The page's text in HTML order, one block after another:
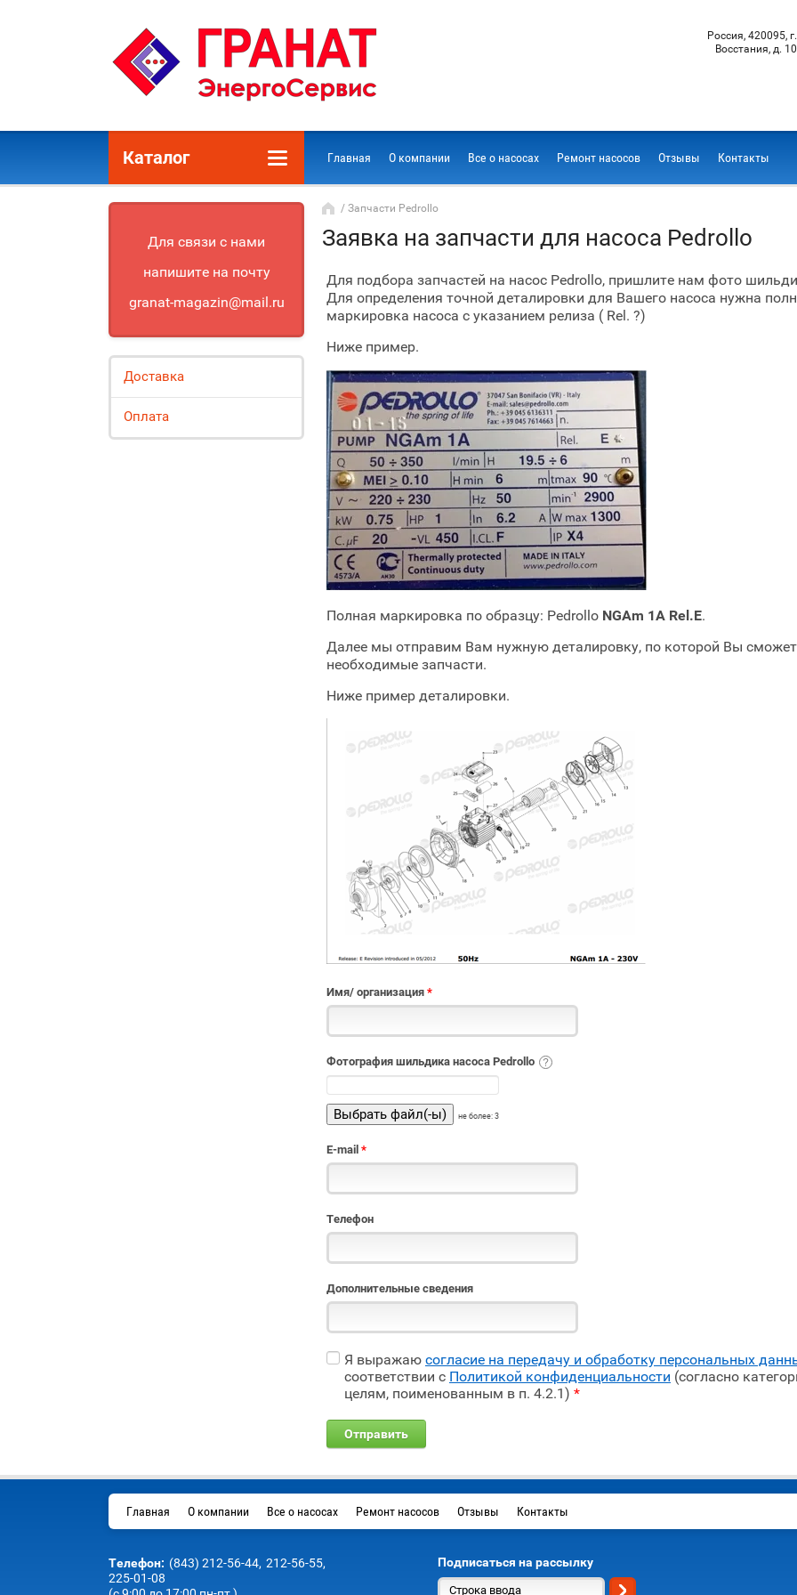
Россия, 420095,
Восстания, д.
Каталог Главная О компании Все о насосах Ремонт насосов Отзывы Контакты
Для связи с нами
напишите на почту
granat-magazin@mail.ru
Доставка
Оплата
/ Запчасти Pedrollo
Заявка на запчасти для насоса Pedrollo
Для подбора запчастей на насос Pedrollo, пришлите нам фото
Для определения точной деталировки для Вашего насоса нужна
маркировка насоса с указанием релиза ( Rel. ?)
Ниже пример.
Полная маркировка по образцу: Pedrollo NGAm 1A Rel.E.
Далее мы отправим Вам нужную деталировку, по которой Вы
необходимые запчасти.
Ниже пример деталировки.
Имя/ организация *
Фотография шильдика насоса Pedrollo
не более: 3
E-mail *
Телефон
Дополнительные сведения
Я выражаю согласие на передачу и обработку персональных
соответствии с Политикой конфиденциальности (согласно
целям, поименованным в п. 4.2.1) *
Главная О компании Все о насосах Ремонт насосов Отзывы Контакты
Телефон: (843) 212-56-44, 212-56-55,
225-01-08
Подписаться на рассылку